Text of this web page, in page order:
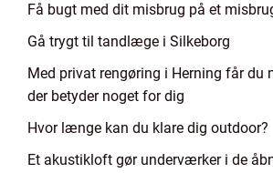
Få bugt med dit misbrug på et
Gå trygt til tandlæge i Silkeborg
Med privat rengøring i Herning får du
der betyder noget for dig
Hvor længe kan du klare dig outdoor?
Et akustikloft gør underværker i de